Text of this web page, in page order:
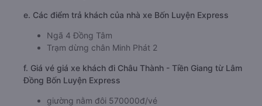
e. Các điểm trả khách của nhà xe Bốn Luyện Express
Ngã 4 Đồng Tâm
Trạm dừng chân Minh Phát 2
f. Giá vé giá xe khách đi Châu Thành - Tiền Giang từ Lâm
Đồng Bốn Luyện Express
giường nằm đôi 570000đ/vé